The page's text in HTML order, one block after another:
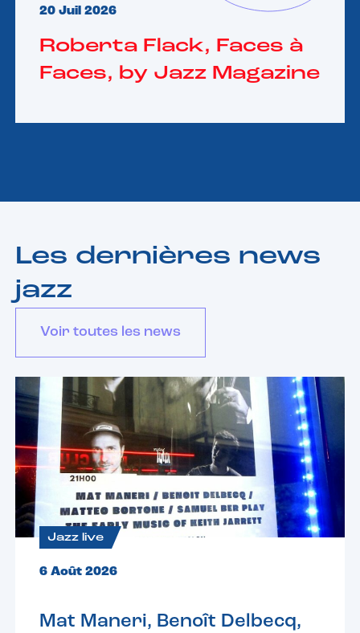
20 Juil 2026
Roberta Flack, Faces à
Faces, by Jazz Magazine
Les dernières news
jazz
Voir toutes les news
Jazz live
6 Août 2026
Mat Maneri, Benoît Delbecq,